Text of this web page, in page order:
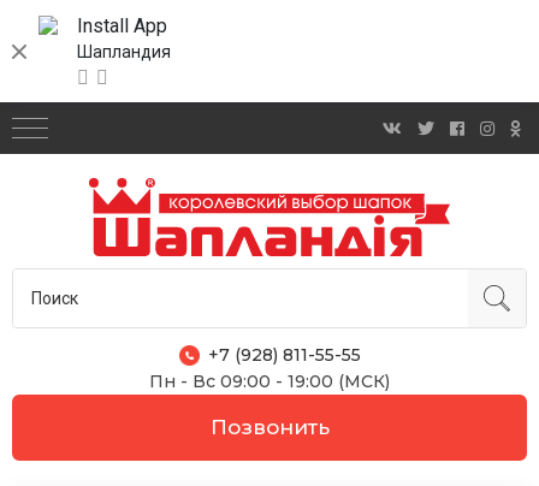
Install App
Шапландия
+7 (928) 811-55-55
Пн - Вс 09:00 - 19:00 (МСК)
Позвонить